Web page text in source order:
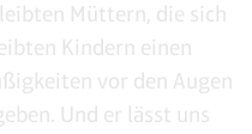
Müttern, die sich
Kindern einen
vor den Augen
Und er lässt uns